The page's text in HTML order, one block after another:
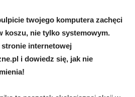
twojego komputera zachęci
koszu, nie tylko systemowym.
internetowej
i dowiedz się, jak nie